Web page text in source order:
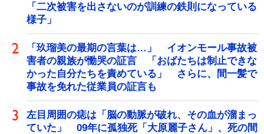
「二次被害を出さないのが訓練の鉄則になっている
様子」
「玖瑠美の最期の言葉は…」 イオンモール事故被
害者の親族が慟哭の証言 「おばたちは制止できな
かった自分たちを責めている」 さらに、間一髪で
事故を免れた従業員の証言も
左目周囲の痣は「脳の動脈が破れ、その血が溜まっ
ていた」 09年に孤独死「大原麗子さん」、死の間